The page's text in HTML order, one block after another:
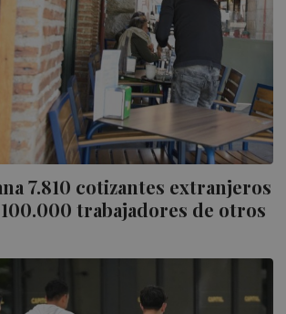
7.810 cotizantes extranjeros
trabajadores de otros